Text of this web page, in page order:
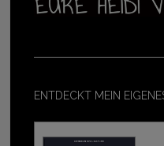
ENTDECKT MEIN